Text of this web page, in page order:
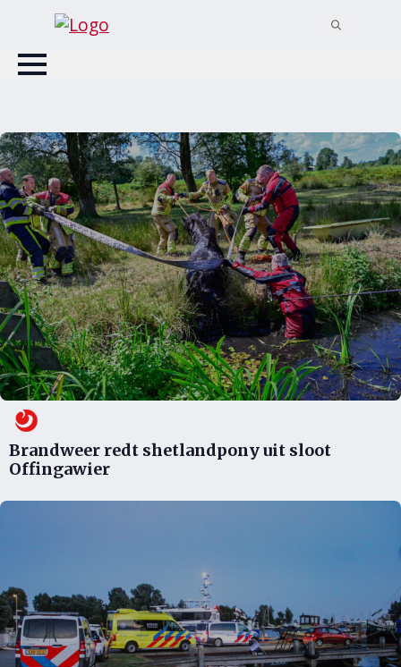
Brandweer redt shetlandpony uit sloot
Offingawier